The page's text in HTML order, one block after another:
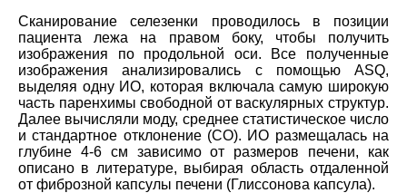
Сканирование селезенки проводилось в позиции
пациента лежа на правом боку, чтобы получить
изображения по продольной оси. Все полученные
изображения анализировались с помощью ASQ,
выделяя одну ИО, которая включала самую широкую
часть паренхимы свободной от васкулярных структур.
Далее вычисляли моду, среднее статистическое число
и стандартное отклонение (СО). ИО размещалась на
глубине 4-6 см зависимо от размеров печени, как
описано в литературе, выбирая область отдаленной
от фиброзной капсулы печени (Глиссонова капсула).